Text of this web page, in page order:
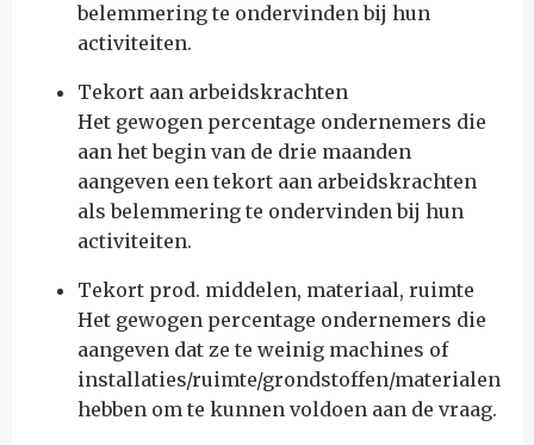
belemmering te ondervinden bij hun
activiteiten.
Tekort aan arbeidskrachten
Het gewogen percentage ondernemers die
aan het begin van de drie maanden
aangeven een tekort aan arbeidskrachten
als belemmering te ondervinden bij hun
activiteiten.
Tekort prod. middelen, materiaal, ruimte
Het gewogen percentage ondernemers die
aangeven dat ze te weinig machines of
installaties/ruimte/grondstoffen/materialen
hebben om te kunnen voldoen aan de vraag.